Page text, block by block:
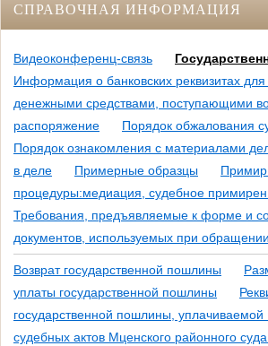
СПРАВОЧНАЯ ИНФОРМАЦИЯ
Видеоконференц-связь
Информация о банковских реквизитах
денежными средствами, поступающими
распоряжение
Порядок обжалования
Порядок ознакомления с материалами
в деле
Примерные образцы
процедуры:медиация, судебное
Требования, предъявляемые к форме и
документов, используемых при
Возврат государственной пошлины
уплаты государственной пошлины
государственной пошлины, уплачиваемой
судебных актов Мценского районного